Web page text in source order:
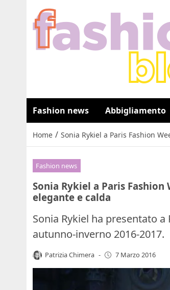
Fashion news Abbigliamento
Home / Sonia Rykiel a Paris Fashion
Fashion news
Sonia Rykiel a Paris
elegante e calda
Sonia Rykiel ha presentato
autunno-inverno 2016-2017.
Patrizia Chimera - 7 Marzo 2016